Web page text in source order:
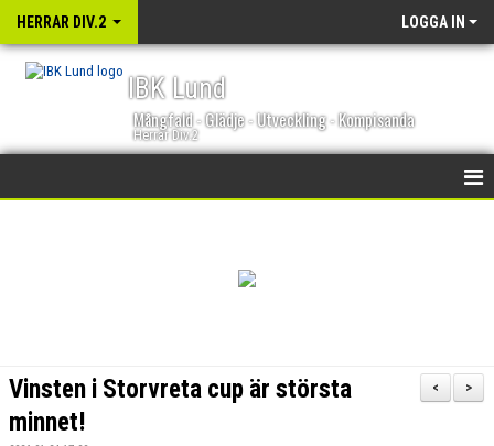
HERRAR DIV.2 LOGGA IN
IBK Lund
Mångfald - Glädje - Utveckling - Kompisanda
Herrar Div.2
BILDGALLERI
>
<
Vinsten i Storvreta cup är största
minnet!